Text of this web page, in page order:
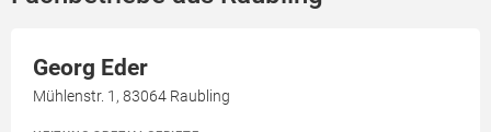
Georg Eder
Mühlenstr. 1, 83064 Raubling